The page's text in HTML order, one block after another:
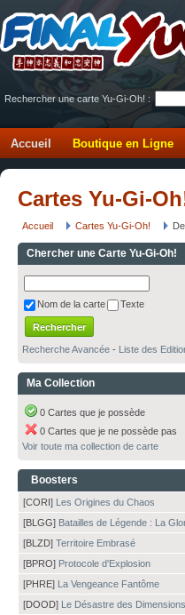
Rechercher une carte Yu-Gi-Oh! :
Accueil Boutique en Ligne
Cartes Yu-Gi-
Accueil Cartes Yu-Gi-Oh!
Chercher une Carte Yu-Gi-Oh!
Nom de la carte Texte
Recherche Avancée - Liste des
Ma Collection
0 Cartes que je possède
0 Cartes que je ne possède pas
Voir toute ma collection de carte
Boosters
[CORI] Les Origines du Chaos
[BLGG] Batailles de Légende : La
[BLZD] Territoire Embrasé
[BPRO] Protocole d'Explosion
[PHRE] La Vengeance Fantôme
[DOOD] Le Désastre des Dimensions